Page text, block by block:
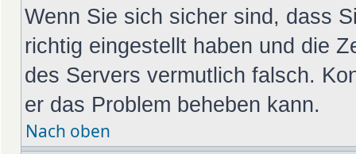
Wenn Sie sich sicher sind, dass
richtig eingestellt haben und die
des Servers vermutlich falsch.
er das Problem beheben kann.
Nach oben